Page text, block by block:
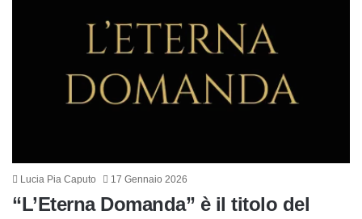
Lucia Pia Caputo 17 Gennaio 2026
“L’Eterna Domanda” è il titolo del